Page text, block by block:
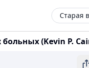
Старая
(Kevin P.